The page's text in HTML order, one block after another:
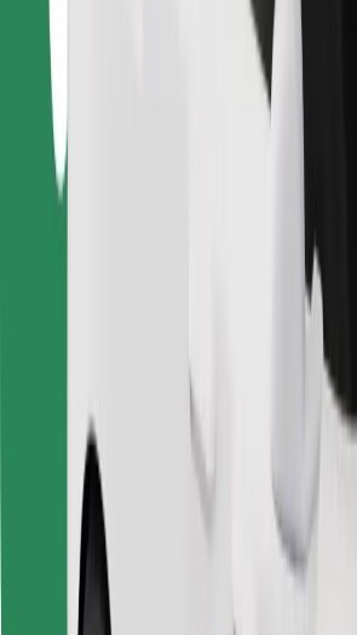
Замовляй поїздку за лічені
Завантажити застосунок